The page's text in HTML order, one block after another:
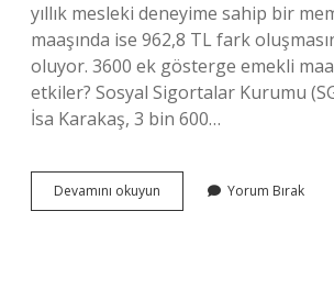
yıllık mesleki deneyime sahip bir
maaşında ise 962,8 TL fark
oluyor. 3600 ek gösterge emekli
etkiler? Sosyal Sigortalar Kurumu
İsa Karakaş, 3 bin 600…
Devamını okuyun
Ek
Yorum Bırak